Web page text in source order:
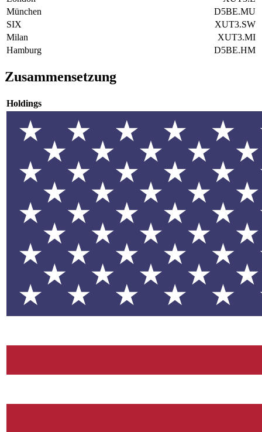
München
D5BE.MU
SIX
XUT3.SW
Milan
XUT3.MI
Hamburg
D5BE.HM
Zusammensetzung
Holdings